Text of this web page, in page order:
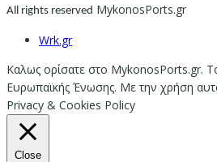
All rights reserved MykonosPorts.gr
Wrk.gr
Καλως ορίσατε στο MykonosPorts.gr.
Ευρωπαϊκής Ένωσης. Με την χρήση
Privacy & Cookies Policy
Close